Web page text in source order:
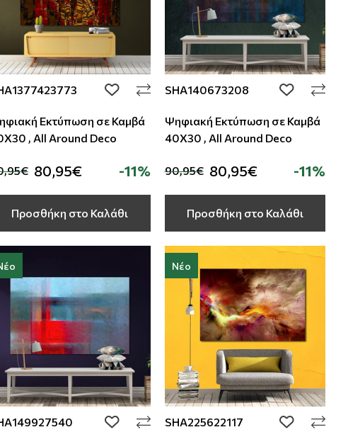
add to wishlist
Εκτύπωση σε Καμβά
, All Around Deco
80,95€ -11%
Προσθήκη στο Καλάθι
SHA140673208 add to
Ψηφιακή Εκτύπωση σε Καμβά
40Χ30 , All Around Deco
90,95€ 80,95€ -11%
Προσθήκη στο Καλάθι
add to wishlist
Νέο
SHA225622117 add to